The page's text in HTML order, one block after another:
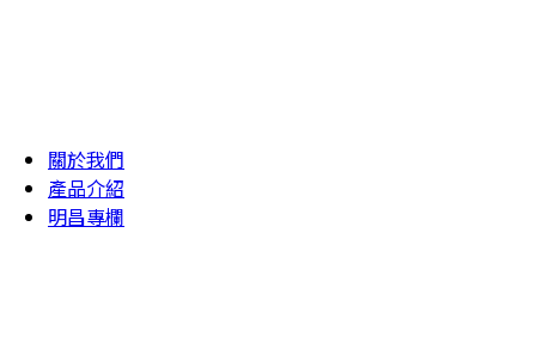
關於我們
產品介紹
明昌專欄